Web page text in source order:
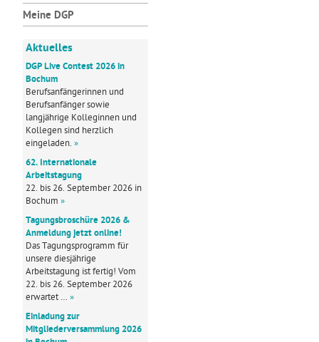
Meine DGP
Aktuelles
DGP Live Contest 2026 in
Bochum
Berufsanfängerinnen und
Berufsanfänger sowie
langjährige Kolleginnen und
Kollegen sind herzlich
eingeladen. »
62. Internationale
Arbeitstagung
22. bis 26. September 2026 in
Bochum »
Tagungsbroschüre 2026 &
Anmeldung jetzt online!
Das Tagungsprogramm für
unsere diesjährige
Arbeitstagung ist fertig! Vom
22. bis 26. September 2026
erwartet … »
Einladung zur
Mitgliederversammlung 2026